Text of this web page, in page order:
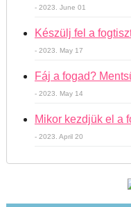
- 2023. June 01
Készülj fel a
- 2023. May 17
Fáj a fogad?
- 2023. May 14
Mikor kezdjük el a
- 2023. April 20